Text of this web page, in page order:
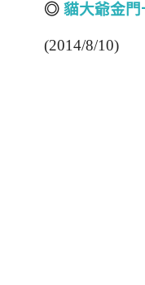
◎ 貓大爺金
(2014/8/10)